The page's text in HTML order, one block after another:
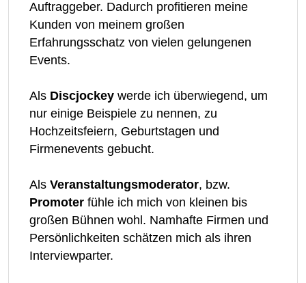
Auftraggeber. Dadurch profitieren meine
Kunden von meinem großen
Erfahrungsschatz von vielen gelungenen
Events.
Als Discjockey werde ich überwiegend, um
nur einige Beispiele zu nennen, zu
Hochzeitsfeiern, Geburtstagen und
Firmenevents gebucht.
Als Veranstaltungsmoderator, bzw.
Promoter fühle ich mich von kleinen bis
großen Bühnen wohl. Namhafte Firmen und
Persönlichkeiten schätzen mich als ihren
Interviewparter.